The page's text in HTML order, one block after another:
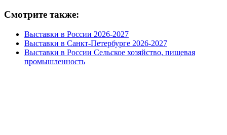
Смотрите также:
Выставки в России 2026-2027
Выставки в Санкт-Петербурге 2026-2027
Выставки в России Сельское хозяйство, пищевая
промышленность